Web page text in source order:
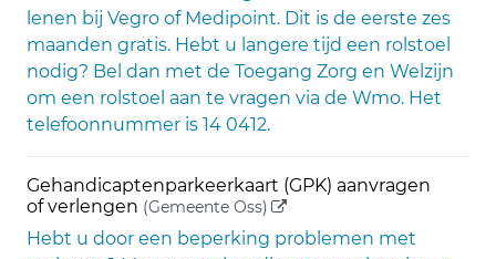
lenen bij Vegro of Medipoint. Dit is de eerste zes
maanden gratis. Hebt u langere tijd een rolstoel
nodig? Bel dan met de Toegang Zorg en Welzijn
om een rolstoel aan te vragen via de Wmo. Het
telefoonnummer is 14 0412.
Gehandicaptenparkeerkaart (GPK) aanvragen
of verlengen (Gemeente Oss) (externe link)
Hebt u door een beperking problemen met